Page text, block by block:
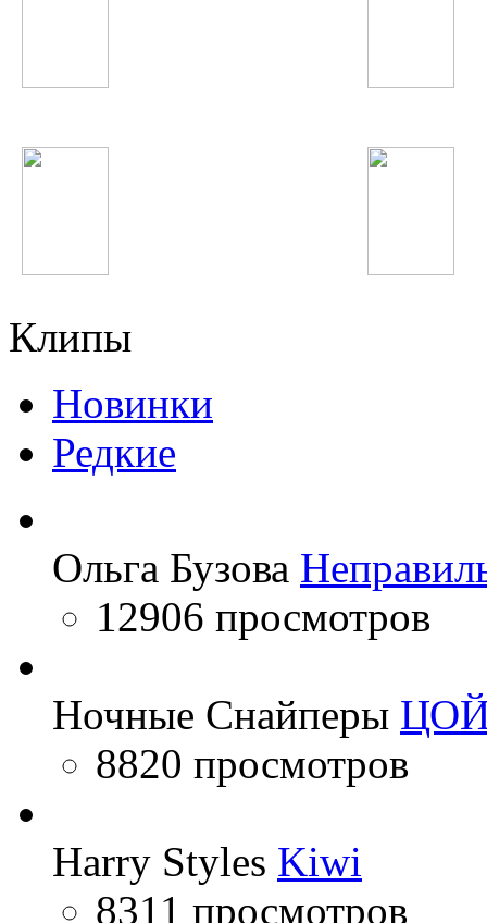
Клипы
Новинки
Редкие
Ольга Бузова
12906 просмотров
Ночные Снайперы
8820 просмотров
Harry Styles Kiwi
8311 просмотров